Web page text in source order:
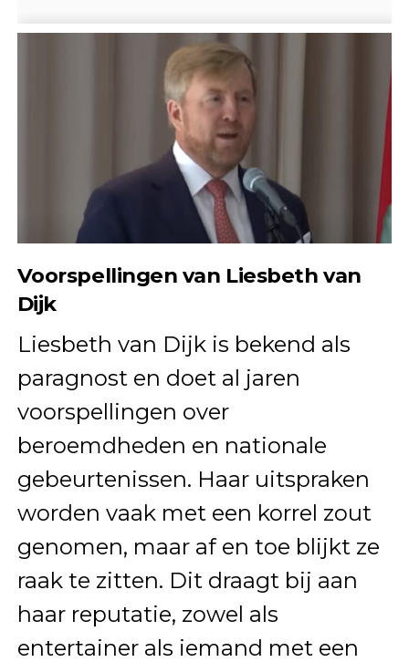
Voorspellingen van Liesbeth van
Dijk
Liesbeth van Dijk is bekend als
paragnost en doet al jaren
voorspellingen over
beroemdheden en nationale
gebeurtenissen. Haar uitspraken
worden vaak met een korrel zout
genomen, maar af en toe blijkt ze
raak te zitten. Dit draagt bij aan
haar reputatie, zowel als
entertainer als iemand met een